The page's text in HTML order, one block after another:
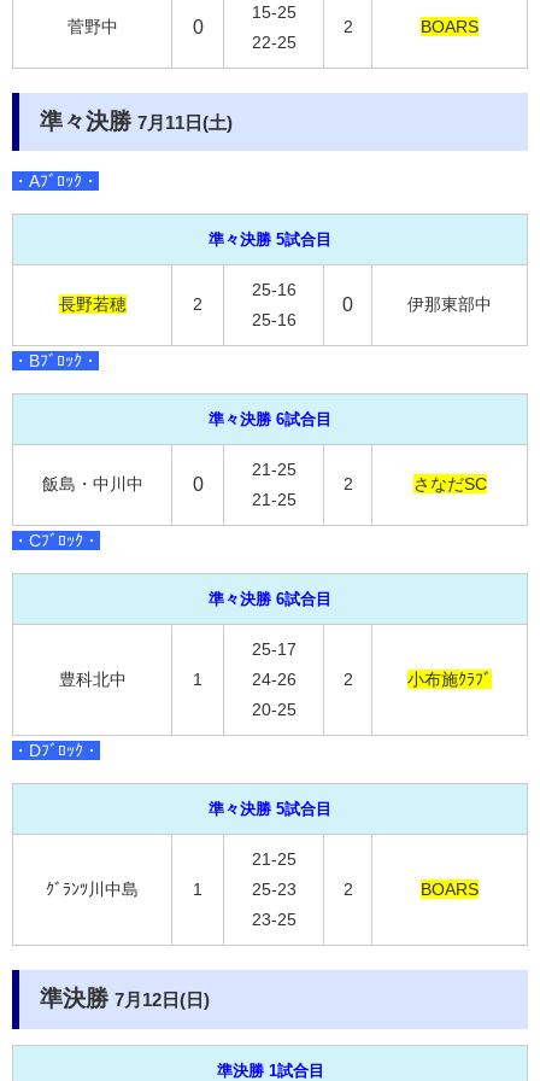
菅野中 0
15-25
22-25
2 BOARS
準々決勝 7月11日(土)
・Aﾌﾞﾛｯｸ・
準々決勝 5試合目
長野若穂 2
25-16
25-16
0 伊那東部中
・Bﾌﾞﾛｯｸ・
準々決勝 6試合目
飯島・中川中 0
21-25
21-25
2 さなだSC
・Cﾌﾞﾛｯｸ・
準々決勝 6試合目
豊科北中 1
25-17
24-26
20-25
2 小布施ｸﾗﾌﾞ
・Dﾌﾞﾛｯｸ・
準々決勝 5試合目
ｸﾞﾗﾝﾂ川中島 1
21-25
25-23
23-25
2 BOARS
準決勝 7月12日(日)
準決勝 1試合目